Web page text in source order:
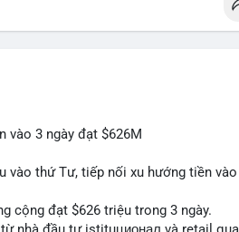
vào 3 ngày đạt $626M
vào thứ Tư, tiếp nối xu hướng tiền vào
cộng đạt $626 triệu trong 3 ngày.